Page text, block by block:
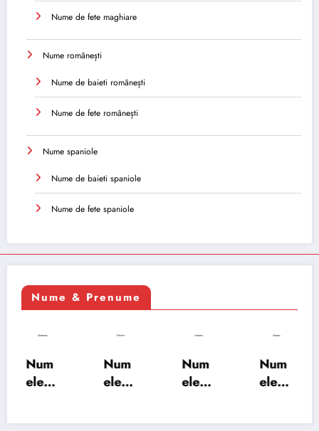
Nume de fete maghiare
Nume românești
Nume de baieti românești
Nume de fete românești
Nume spaniole
Nume de baieti spaniole
Nume de fete spaniole
Nume & Prenume
Num
ele
Num
ele
Num
ele
Num
ele